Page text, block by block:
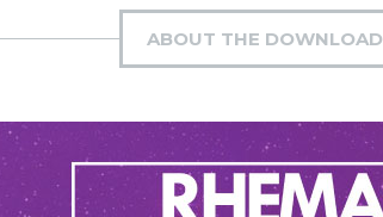
ABOUT THE DOWNLOAD